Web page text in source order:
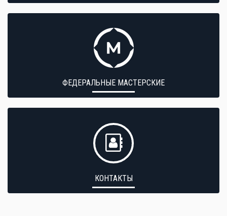
ФЕДЕРАЛЬНЫЕ МАСТЕРСКИЕ
КОНТАКТЫ